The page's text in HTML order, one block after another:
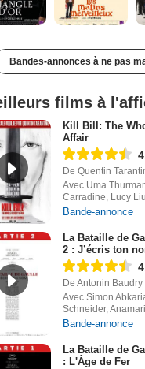
Bandes-annonces à ne pas
films à
Kill Bill: The
Affair
De Quentin
Avec Uma
Carradine, Lucy Liu
Bande-annonce
La Bataille de
2 : J’écris ton
De Antonin Baudry
Avec Simon
Schneider,
Bande-annonce
La Bataille de
: L'Âge de Fer